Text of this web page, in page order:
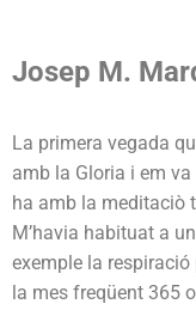
Josep M.
La primera vegada
amb la Gloria i em
ha amb la meditaciò
M’havia habituat a
exemple la
la mes freqüent 365